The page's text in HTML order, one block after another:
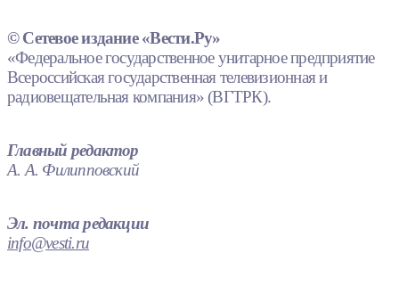
© Сетевое издание «Вести.Ру»
«Федеральное государственное унитарное предприятие
Всероссийская государственная телевизионная и
радиовещательная компания» (ВГТРК).
Главный редактор
А. А. Филипповский
Эл. почта редакции
info@vesti.ru